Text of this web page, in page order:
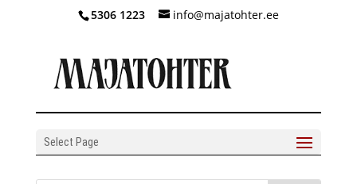
5306 1223 info@majatohter.ee
Select Page